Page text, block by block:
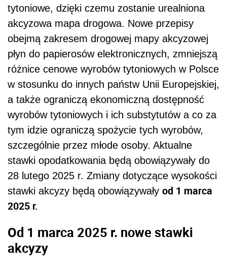
tytoniowe, dzięki czemu zostanie urealniona
akcyzowa mapa drogowa. Nowe przepisy
obejmą zakresem drogowej mapy akcyzowej
płyn do papierosów elektronicznych, zmniejszą
różnice cenowe wyrobów tytoniowych w Polsce
w stosunku do innych państw Unii Europejskiej,
a także ograniczą ekonomiczną dostępność
wyrobów tytoniowych i ich substytutów a co za
tym idzie ograniczą spożycie tych wyrobów,
szczególnie przez młode osoby. Aktualne
stawki opodatkowania będą obowiązywały do
28 lutego 2025 r. Zmiany dotyczące wysokości
stawki akcyzy będą obowiązywały od 1 marca
2025 r.
Od 1 marca 2025 r. nowe stawki
akcyzy